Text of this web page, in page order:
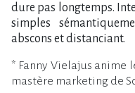
dure pas longtemps.
simples
abscons et distanciant.
* Fanny Vielajus anime
mastère marketing de